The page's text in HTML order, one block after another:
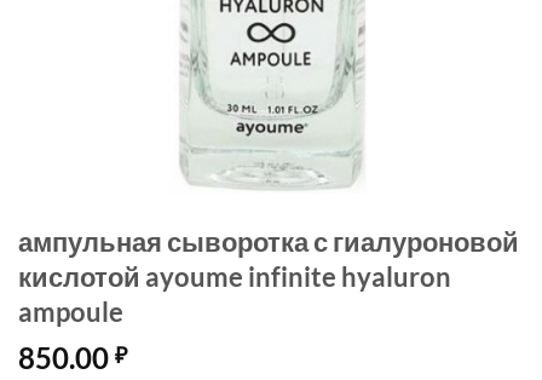
ампульная сыворотка с гиалуроновой
кислотой ayoume infinite hyaluron
ampoule
850.00 ₽